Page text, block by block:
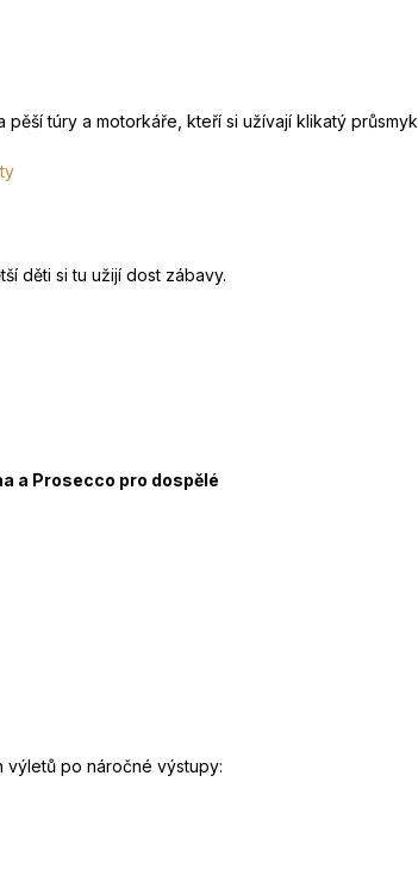
túry a motorkáře, kteří si užívají klikatý
děti si tu užijí dost zábavy.
a Prosecco pro dospělé
výletů po náročné výstupy: